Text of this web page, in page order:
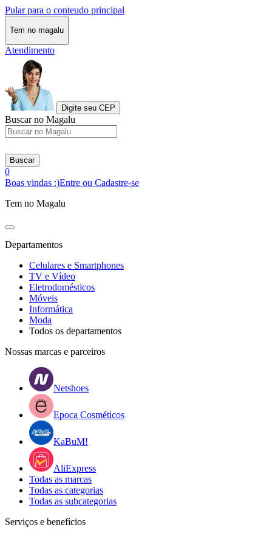
Pular para o conteudo principal
Tem no magalu
Atendimento
Digite seu CEP
Buscar no Magalu
Buscar
0
Boas vindas :)Entre ou Cadastre-se
Tem no Magalu
Departamentos
Celulares e Smartphones
TV e Vídeo
Eletrodomésticos
Móveis
Informática
Moda
Todos os departamentos
Nossas marcas e parceiros
Netshoes
Epoca Cosméticos
KaBuM!
AliExpress
Todas as marcas
Todas as categorias
Todas as subcategorias
Serviços e benefícios